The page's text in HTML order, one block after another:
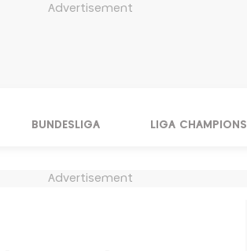
Advertisement
BUNDESLIGA LIGA CHAMPIONS
Advertisement